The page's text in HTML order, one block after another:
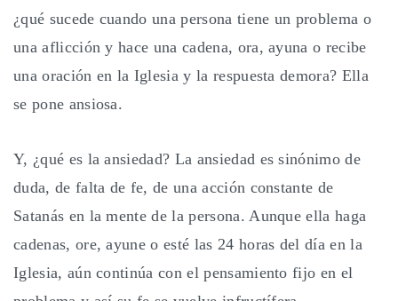
¿qué sucede cuando una persona tiene un problema o
una aflicción y hace una cadena, ora, ayuna o recibe
una oración en la Iglesia y la respuesta demora? Ella
se pone ansiosa.
Y, ¿qué es la ansiedad? La ansiedad es sinónimo de
duda, de falta de fe, de una acción constante de
Satanás en la mente de la persona. Aunque ella haga
cadenas, ore, ayune o esté las 24 horas del día en la
Iglesia, aún continúa con el pensamiento fijo en el